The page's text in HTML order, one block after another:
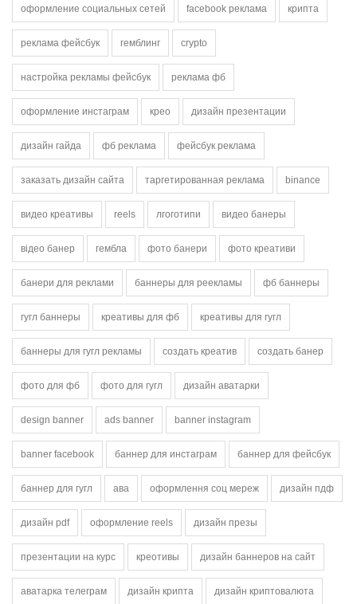
оформление социальных сетей facebook реклама крипта
реклама фейсбук гемблинг crypto
настройка рекламы фейсбук реклама фб
оформление инстаграм крео дизайн презентации
дизайн гайда фб реклама фейсбук реклама
заказать дизайн сайта таргетированная реклама binance
видео креативы reels лгоготипи видео банеры
відео банер гембла фото банери фото креативи
банери для реклами баннеры для реекламы фб баннеры
гугл баннеры креативы для фб креативы для гугл
баннеры для гугл рекламы создать креатив создать банер
фото для фб фото для гугл дизайн аватарки
design banner ads banner banner instagram
banner facebook баннер для инстаграм баннер для фейсбук
баннер для гугл ава оформлення соц мереж дизайн пдф
дизайн pdf оформление reels дизайн презы
презентации на курс креотивы дизайн баннеров на сайт
аватарка телеграм дизайн крипта дизайн криптовалюта